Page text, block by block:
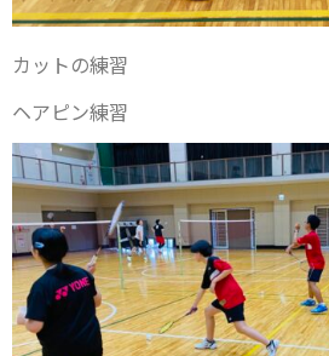
カットの練習
ヘアピン練習